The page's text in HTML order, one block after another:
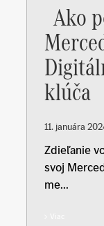
Ako
klúča
11. januára
Zdieľanie
svoj
me...